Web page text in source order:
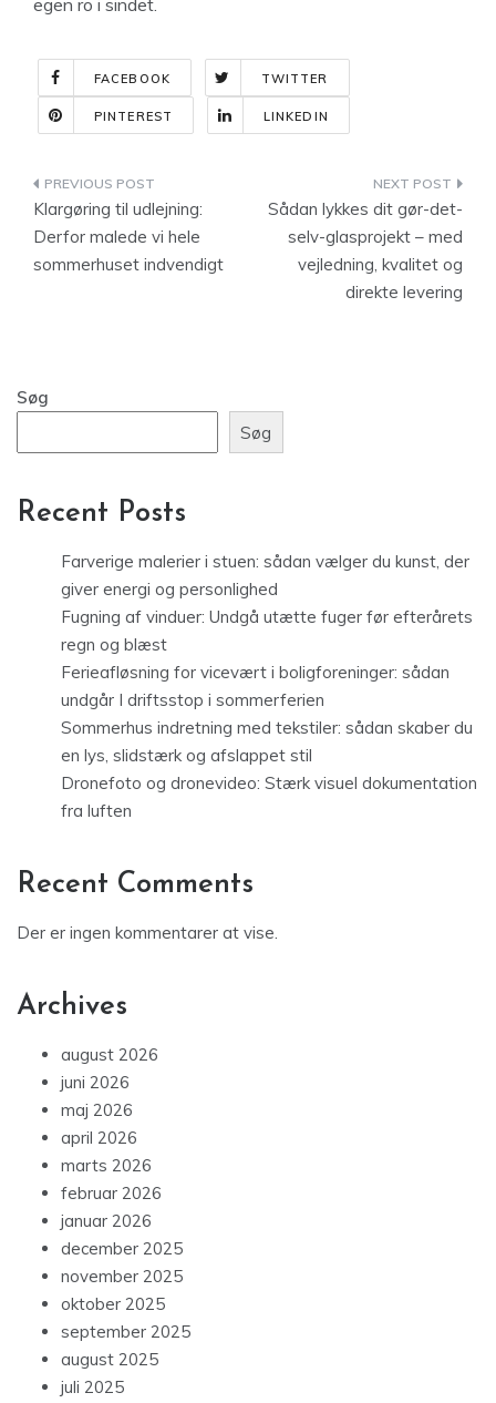
egen ro i sindet.
FACEBOOK TWITTER
PINTEREST LINKEDIN
Indlægsnavigation
Klargøring til udlejning:
Derfor malede vi hele
sommerhuset indvendigt
Sådan lykkes dit gør-det-
selv-glasprojekt – med
vejledning, kvalitet og
direkte levering
Søg
Søg
Recent Posts
Farverige malerier i stuen: sådan vælger du kunst, der
giver energi og personlighed
Fugning af vinduer: Undgå utætte fuger før efterårets
regn og blæst
Ferieafløsning for vicevært i boligforeninger: sådan
undgår I driftsstop i sommerferien
Sommerhus indretning med tekstiler: sådan skaber du
en lys, slidstærk og afslappet stil
Dronefoto og dronevideo: Stærk visuel dokumentation
fra luften
Recent Comments
Der er ingen kommentarer at vise.
Archives
august 2026
juni 2026
maj 2026
april 2026
marts 2026
februar 2026
januar 2026
december 2025
november 2025
oktober 2025
september 2025
august 2025
juli 2025